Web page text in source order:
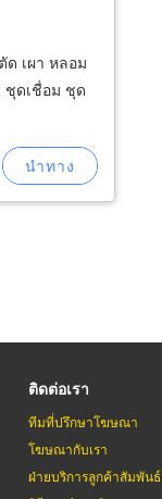
เผา หลอม
ชุดเชื่อม ชุด
ติดต่อเรา
ทีมที่ปรึกษาโฆษณา
โฆษณากับเรา
ฝ่ายบริการลูกค้าสัมพันธ์